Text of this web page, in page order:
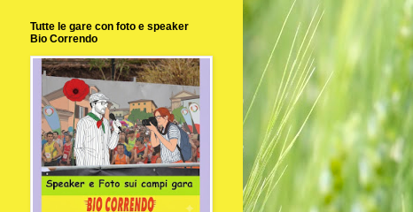
Tutte le gare con foto e speaker
Bio Correndo